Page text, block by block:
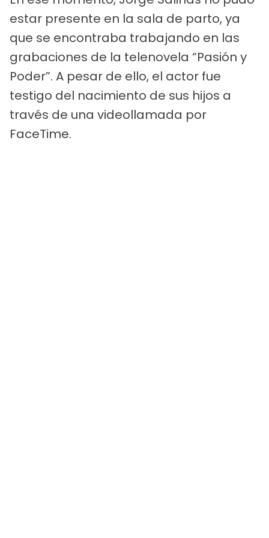
estar presente en la sala de parto, ya
que se encontraba trabajando en las
grabaciones de la telenovela “Pasión y
Poder”. A pesar de ello, el actor fue
testigo del nacimiento de sus hijos a
través de una videollamada por
FaceTime.